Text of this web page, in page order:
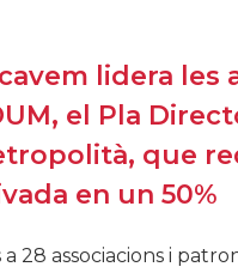
lidera les
el Pla
que
en un 50%
a 28 associacions i